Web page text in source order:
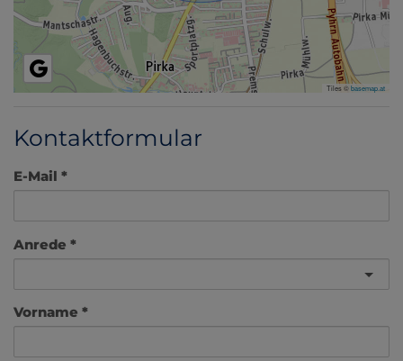
Tiles ©basemap.at
Kontaktformular
E-Mail
Anrede
Vorname